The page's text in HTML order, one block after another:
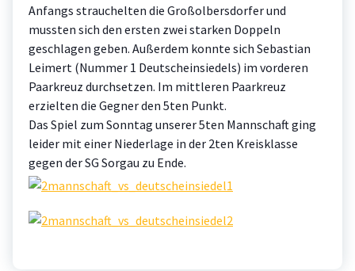
Anfangs strauchelten die Großolbersdorfer und
mussten sich den ersten zwei starken Doppeln
geschlagen geben. Außerdem konnte sich Sebastian
Leimert (Nummer 1 Deutscheinsiedels) im vorderen
Paarkreuz durchsetzen. Im mittleren Paarkreuz
erzielten die Gegner den 5ten Punkt.
Das Spiel zum Sonntag unserer 5ten Mannschaft ging
leider mit einer Niederlage in der 2ten Kreisklasse
gegen der SG Sorgau zu Ende.